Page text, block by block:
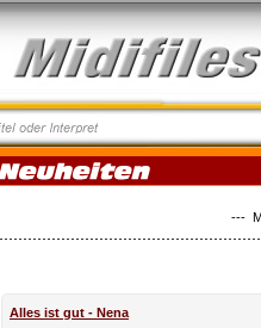
---
Alles ist gut - Nena